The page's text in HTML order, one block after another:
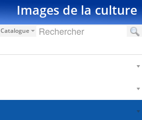
Images de la culture
Catalogue